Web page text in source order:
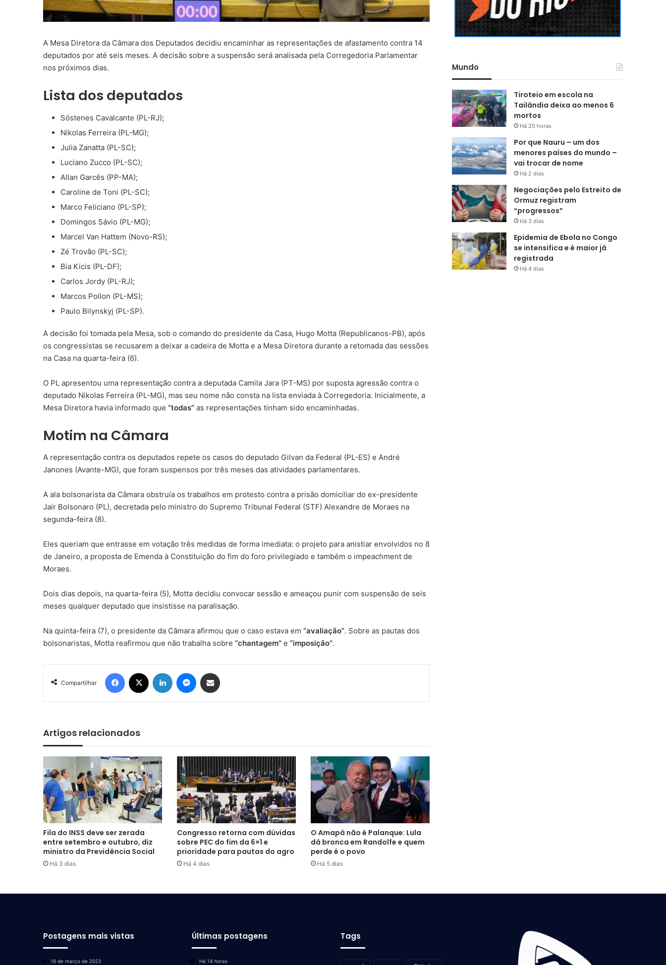
A Mesa Diretora da Câmara dos Deputados decidiu encaminhar as representações de afastamento contra 14
deputados por até seis meses. A decisão sobre a suspensão será analisada pela Corregedoria Parlamentar
nos próximos dias.
Lista dos deputados
Sóstenes Cavalcante (PL-RJ);
Nikolas Ferreira (PL-MG);
Julia Zanatta (PL-SC);
Luciano Zucco (PL-SC);
Allan Garcês (PP-MA);
Caroline de Toni (PL-SC);
Marco Feliciano (PL-SP);
Domingos Sávio (PL-MG);
Marcel Van Hattem (Novo-RS);
Zé Trovão (PL-SC);
Bia Kicis (PL-DF);
Carlos Jordy (PL-RJ);
Marcos Pollon (PL-MS);
Paulo Bilynskyj (PL-SP).
A decisão foi tomada pela Mesa, sob o comando do presidente da Casa, Hugo Motta (Republicanos-PB), após
os congressistas se recusarem a deixar a cadeira de Motta e a Mesa Diretora durante a retomada das sessões
na Casa na quarta-feira (6).
O PL apresentou uma representação contra a deputada Camila Jara (PT-MS) por suposta agressão contra o
deputado Nikolas Ferreira (PL-MG), mas seu nome não consta na lista enviada à Corregedoria. Inicialmente, a
Mesa Diretora havia informado que “todas” as representações tinham sido encaminhadas.
Motim na Câmara
A representação contra os deputados repete os casos do deputado Gilvan da Federal (PL-ES) e André
Janones (Avante-MG), que foram suspensos por três meses das atividades parlamentares.
A ala bolsonarista da Câmara obstruía os trabalhos em protesto contra a prisão domiciliar do ex-presidente
Jair Bolsonaro (PL), decretada pelo ministro do Supremo Tribunal Federal (STF) Alexandre de Moraes na
segunda-feira (8).
Eles queriam que entrasse em votação três medidas de forma imediata: o projeto para anistiar envolvidos no 8
de Janeiro, a proposta de Emenda à Constituição do fim do foro privilegiado e também o impeachment de
Moraes.
Dois dias depois, na quarta-feira (5), Motta decidiu convocar sessão e ameaçou punir com suspensão de seis
meses qualquer deputado que insistisse na paralisação.
Na quinta-feira (7), o presidente da Câmara afirmou que o caso estava em “avaliação”. Sobre as pautas dos
bolsonaristas, Motta reafirmou que não trabalha sobre “chantagem” e “imposição”.
Compartilhar
Facebook Linkedin Messenger
Artigos relacionados
Fila do INSS deve ser zerada
entre setembro e outubro, diz
ministro da Previdência Social
Há 3 dias
Congresso retorna com dúvidas
sobre PEC do fim da 6×1 e
prioridade para pautas do agro
Há 4 dias
O Amapá não é Palanque: Lula
dá bronca em Randolfe e quem
perde é o povo
Há 5 dias
Mundo
Tiroteio em escola na
Tailândia deixa ao menos 6
mortos
Há 20 horas
Por que Nauru – um dos
menores países do mundo –
vai trocar de nome
Há 2 dias
Negociações pelo Estreito de
Ormuz registram
“progressos”
Há 3 dias
Epidemia de Ebola no Congo
se intensifica e é maior já
registrada
Há 4 dias
Postagens mais vistas
16 de março de 2023
Últimas postagens
Há 14 horas
Tags